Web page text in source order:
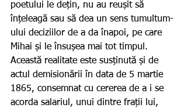
poetului le dețin, nu au reușit să
înțeleagă sau să dea un sens tumultum-
ului deciziilor de a da înapoi, pe care
Mihai și le însușea mai tot timpul.
Această realitate este susținută și de
actul demisionării în data de 5 martie
1865, consemnat cu cererea de a i se
acorda salariul, unui dintre frații lui,